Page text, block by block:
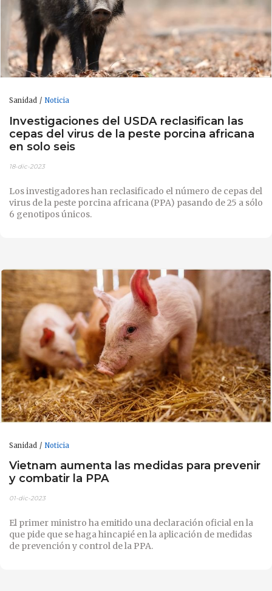
Sanidad Noticia
Investigaciones del USDA reclasifican las
cepas del virus de la peste porcina africana
en solo seis
18-dic-2023
Los investigadores han reclasificado el número de cepas del
virus de la peste porcina africana (PPA) pasando de 25 a sólo
6 genotipos únicos.
Sanidad Noticia
Vietnam aumenta las medidas para prevenir
y combatir la PPA
01-dic-2023
El primer ministro ha emitido una declaración oficial en la
que pide que se haga hincapié en la aplicación de medidas
de prevención y control de la PPA.